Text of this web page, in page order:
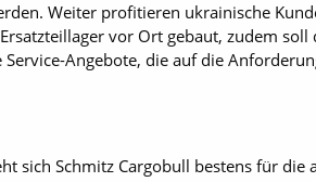
Weiter profitieren ukrainische
vor Ort gebaut, zudem soll
Angebote, die auf die
sich Schmitz Cargobull bestens für die